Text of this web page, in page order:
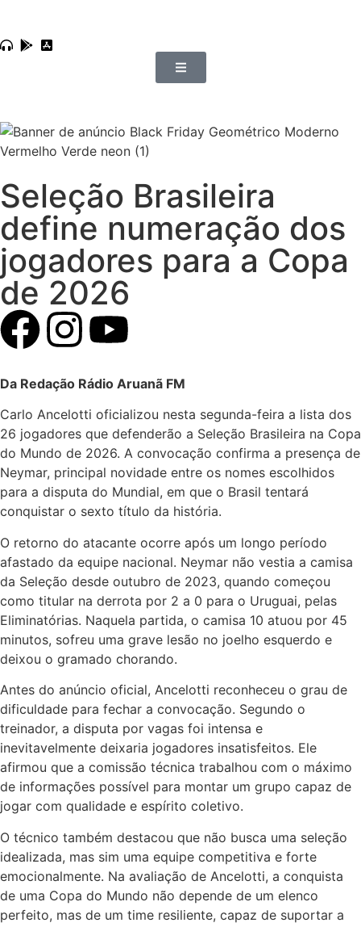
Seleção Brasileira
define numeração dos
jogadores para a Copa
de 2026
Da Redação Rádio Aruanã FM
Carlo Ancelotti oficializou nesta segunda-feira a lista dos
26 jogadores que defenderão a Seleção Brasileira na Copa
do Mundo de 2026. A convocação confirma a presença de
Neymar, principal novidade entre os nomes escolhidos
para a disputa do Mundial, em que o Brasil tentará
conquistar o sexto título da história.
O retorno do atacante ocorre após um longo período
afastado da equipe nacional. Neymar não vestia a camisa
da Seleção desde outubro de 2023, quando começou
como titular na derrota por 2 a 0 para o Uruguai, pelas
Eliminatórias. Naquela partida, o camisa 10 atuou por 45
minutos, sofreu uma grave lesão no joelho esquerdo e
deixou o gramado chorando.
Antes do anúncio oficial, Ancelotti reconheceu o grau de
dificuldade para fechar a convocação. Segundo o
treinador, a disputa por vagas foi intensa e
inevitavelmente deixaria jogadores insatisfeitos. Ele
afirmou que a comissão técnica trabalhou com o máximo
de informações possível para montar um grupo capaz de
jogar com qualidade e espírito coletivo.
O técnico também destacou que não busca uma seleção
idealizada, mas sim uma equipe competitiva e forte
emocionalmente. Na avaliação de Ancelotti, a conquista
de uma Copa do Mundo não depende de um elenco
perfeito, mas de um time resiliente, capaz de suportar a